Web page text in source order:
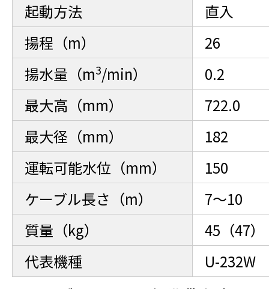
起動方法
直入
揚程（m）
26
揚水量（m3/min）
0.2
最大高（mm）
722.0
最大径（mm）
182
運転可能水位（mm）
150
ケーブル長さ（m）
7～10
質量（kg）
45（47）
代表機種
U-232W